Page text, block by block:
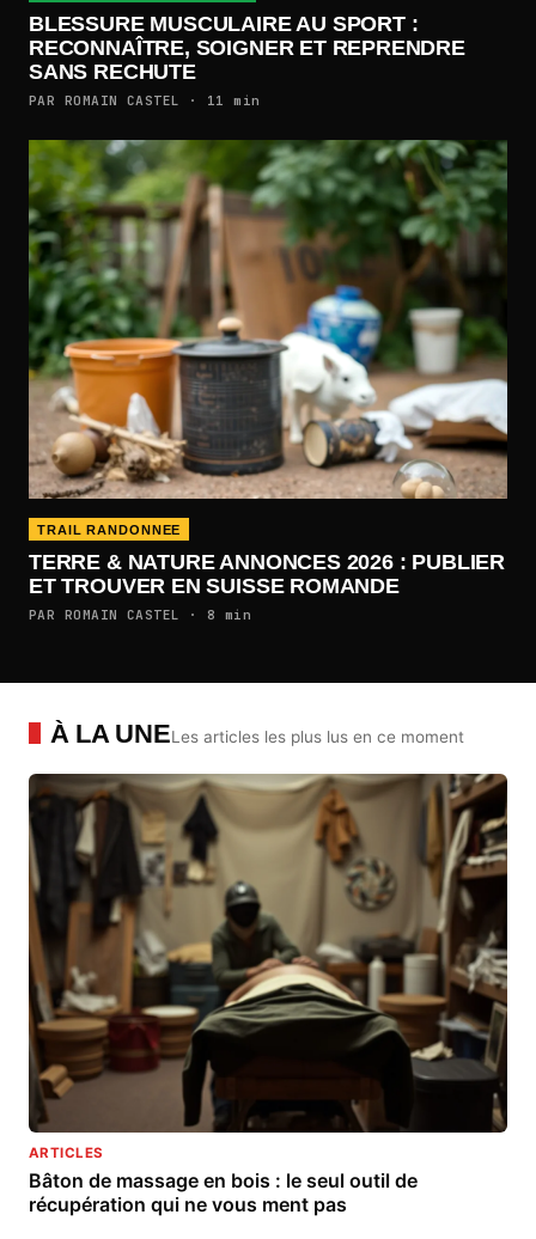
BLESSURE MUSCULAIRE AU SPORT :
RECONNAÎTRE, SOIGNER ET REPRENDRE
SANS RECHUTE
PAR ROMAIN CASTEL · 11 min
TRAIL RANDONNEE
TERRE & NATURE ANNONCES 2026 : PUBLIER
ET TROUVER EN SUISSE ROMANDE
PAR ROMAIN CASTEL · 8 min
À LA UNELes articles les plus lus en ce moment
ARTICLES
Bâton de massage en bois : le seul outil de
récupération qui ne vous ment pas